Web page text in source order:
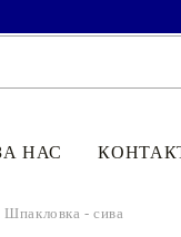
НАС
- сива